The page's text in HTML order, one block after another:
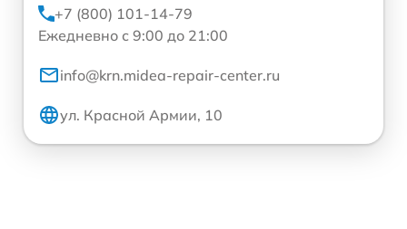
+7 (800) 101-14-79
Ежедневно с 9:00 до 21:00
info@krn.midea-repair-center.ru
ул. Красной Армии, 10